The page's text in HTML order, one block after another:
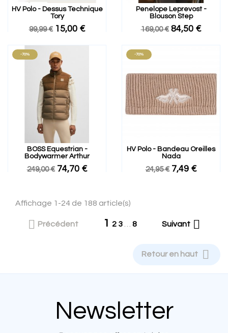
HV Polo - Dessus Technique
Tory
99,99 € 15,00 €
Penelope Leprevost -
Blouson Step
169,00 € 84,50 €
BOSS Equestrian -
Bodywarmer Arthur
249,00 € 74,70 €
-70%
HV Polo - Bandeau Oreilles
Nada
24,95 € 7,49 €
-70%
Affichage 1-24 de 188 article(s)
 Précédent 1 2 3 8 Suivant 
Retour en haut 
Newsletter